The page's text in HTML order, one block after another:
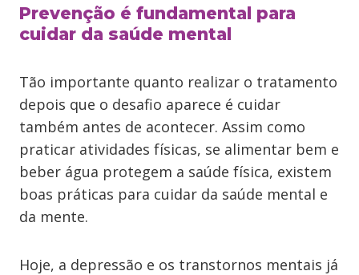
Prevenção é fundamental para
cuidar da saúde mental
Tão importante quanto realizar o tratamento
depois que o desafio aparece é cuidar
também antes de acontecer. Assim como
praticar atividades físicas, se alimentar bem e
beber água protegem a saúde física, existem
boas práticas para cuidar da saúde mental e
da mente.
Hoje, a depressão e os transtornos mentais já